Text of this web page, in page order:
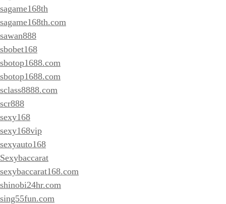
sagame168th
sagame168th.com
sawan888
sbobet168
sbotop1688.com
sbotop1688.com
sclass8888.com
scr888
sexy168
sexy168vip
sexyauto168
Sexybaccarat
sexybaccarat168.com
shinobi24hr.com
sing55fun.com